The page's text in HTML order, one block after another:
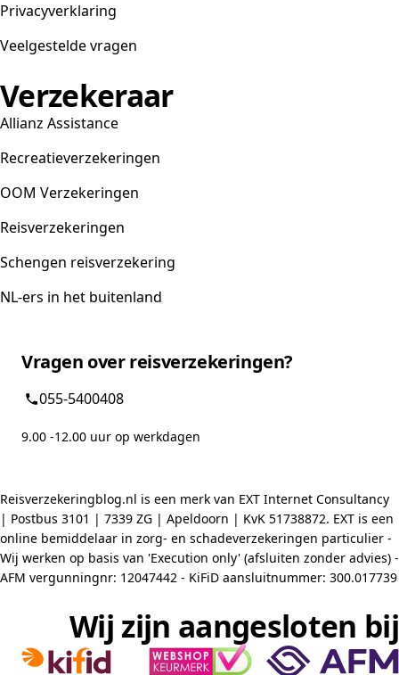
Privacyverklaring
Veelgestelde vragen
Verzekeraar
Allianz Assistance
Recreatieverzekeringen
OOM Verzekeringen
Reisverzekeringen
Schengen reisverzekering
NL-ers in het buitenland
Vragen over reisverzekeringen?
055-5400408
9.00 -12.00 uur op werkdagen
Reisverzekeringblog.nl is een merk van EXT Internet Consultancy
| Postbus 3101 | 7339 ZG | Apeldoorn | KvK 51738872. EXT is een
online bemiddelaar in zorg- en schadeverzekeringen particulier -
Wij werken op basis van 'Execution only' (afsluiten zonder advies) -
AFM vergunningnr: 12047442 - KiFiD aansluitnummer: 300.017739
Wij zijn aangesloten bij